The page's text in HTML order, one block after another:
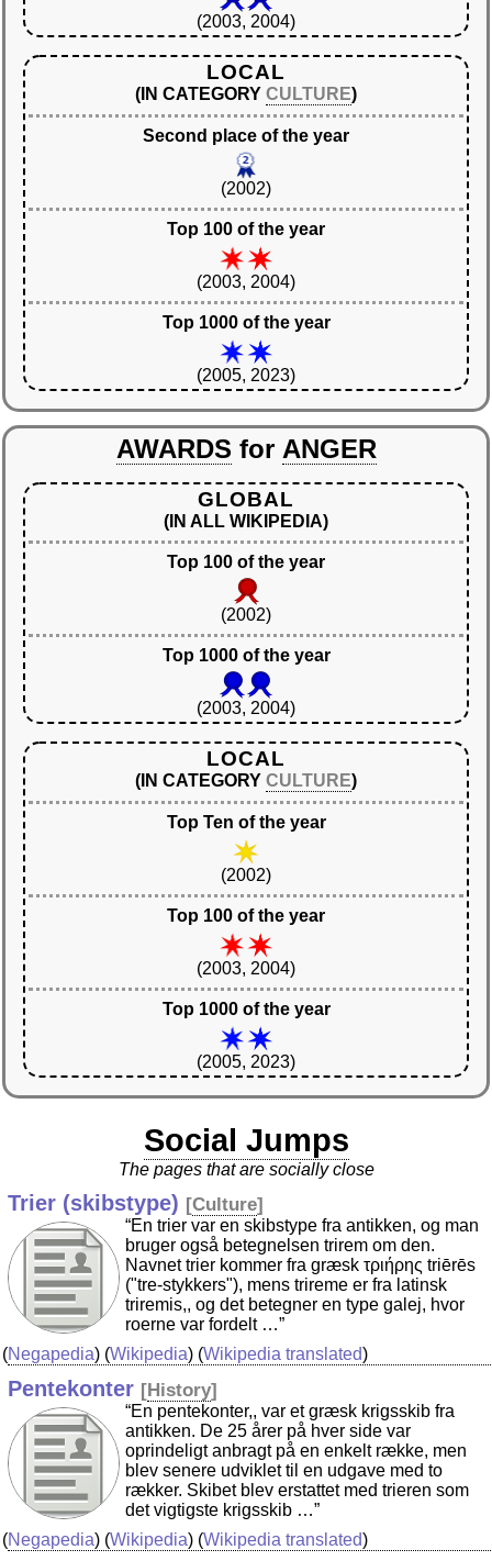
(2003, 2004)
LOCAL
(IN CATEGORY CULTURE)
Second place of the year
(2002)
Top 100 of the year
(2003, 2004)
Top 1000 of the year
(2005, 2023)
AWARDS for ANGER
GLOBAL
(IN ALL WIKIPEDIA)
Top 100 of the year
(2002)
Top 1000 of the year
(2003, 2004)
LOCAL
(IN CATEGORY CULTURE)
Top Ten of the year
(2002)
Top 100 of the year
(2003, 2004)
Top 1000 of the year
(2005, 2023)
Social Jumps
The pages that are socially close
Trier (skibstype) [Culture]
“En trier var en skibstype fra antikken, og man
bruger også betegnelsen trirem om den.
Navnet trier kommer fra græsk τριήρης triērēs
("tre-stykkers"), mens trireme er fra latinsk
triremis,, og det betegner en type galej, hvor
roerne var fordelt …”
(Negapedia) (Wikipedia) (Wikipedia translated)
Pentekonter [History]
“En pentekonter,, var et græsk krigsskib fra
antikken. De 25 årer på hver side var
oprindeligt anbragt på en enkelt række, men
blev senere udviklet til en udgave med to
rækker. Skibet blev erstattet med trieren som
det vigtigste krigsskib …”
(Negapedia) (Wikipedia) (Wikipedia translated)